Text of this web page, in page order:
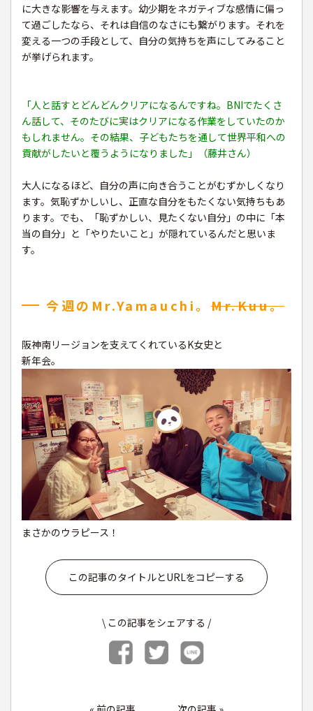
に大きな影響を与えます。幼少期をネガティブな感情に偏っ
て過ごしたなら、それは自信のなさにも繋がります。それを
変える一つの手段として、自分の気持ちを声にしてみること
が挙げられます。
「人と話すとどんどんクリアになるんですね。BNIでたくさ
ん話して、そのたびに実はクリアになる作業をしていたのか
もしれません。その結果、子どもたちを通して世界平和への
貢献がしたいと覆うようになりました」（藤井さん）
大人になるほど、自分の声に向き合うことがむずかしくなり
ます。気恥ずかしいし、正直な自分をもたくない気持ちもあ
ります。でも、「恥ずかしい、見たくない自分」の中に「本
当の自分」と「やりたいこと」が隠れているんだと思いま
す。
今週のMr.Yamauchi。Mr.Kuu。
阪神南リージョンを支えてくれているK女史と
新年会。
まさかのウラピース！
この記事のタイトルとURLをコピーする
\ この記事をシェアする /